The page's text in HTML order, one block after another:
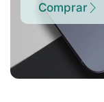
Comprar